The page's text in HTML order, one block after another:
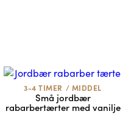
3-4 TIMER / MIDDEL
Små jordbær
rabarbertærter med vanilje